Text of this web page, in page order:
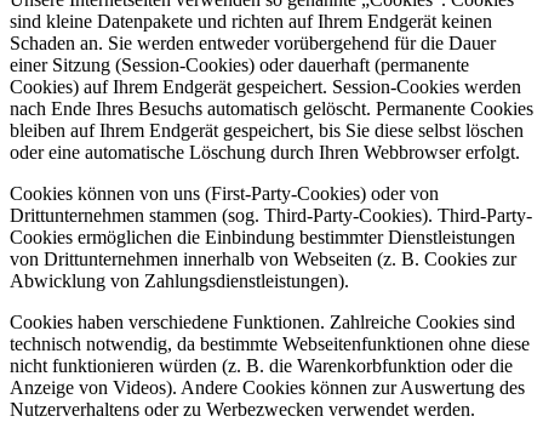
sind kleine Datenpakete und richten auf Ihrem Endgerät keinen
Schaden an. Sie werden entweder vorübergehend für die Dauer
einer Sitzung (Session-Cookies) oder dauerhaft (permanente
Cookies) auf Ihrem Endgerät gespeichert. Session-Cookies werden
nach Ende Ihres Besuchs automatisch gelöscht. Permanente Cookies
bleiben auf Ihrem Endgerät gespeichert, bis Sie diese selbst löschen
oder eine automatische Löschung durch Ihren Webbrowser erfolgt.
Cookies können von uns (First-Party-Cookies) oder von
Drittunternehmen stammen (sog. Third-Party-Cookies). Third-Party-
Cookies ermöglichen die Einbindung bestimmter Dienstleistungen
von Drittunternehmen innerhalb von Webseiten (z. B. Cookies zur
Abwicklung von Zahlungsdienstleistungen).
Cookies haben verschiedene Funktionen. Zahlreiche Cookies sind
technisch notwendig, da bestimmte Webseitenfunktionen ohne diese
nicht funktionieren würden (z. B. die Warenkorbfunktion oder die
Anzeige von Videos). Andere Cookies können zur Auswertung des
Nutzerverhaltens oder zu Werbezwecken verwendet werden.